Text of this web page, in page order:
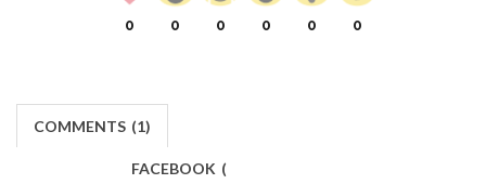
0 0 0 0 0 0
COMMENTS (1)
FACEBOOK (